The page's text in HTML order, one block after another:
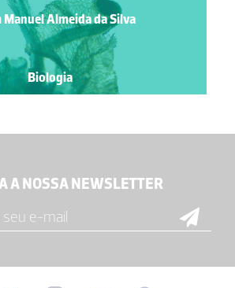
Manuel Almeida da Silva
Biologia
A NOSSA NEWSLETTER